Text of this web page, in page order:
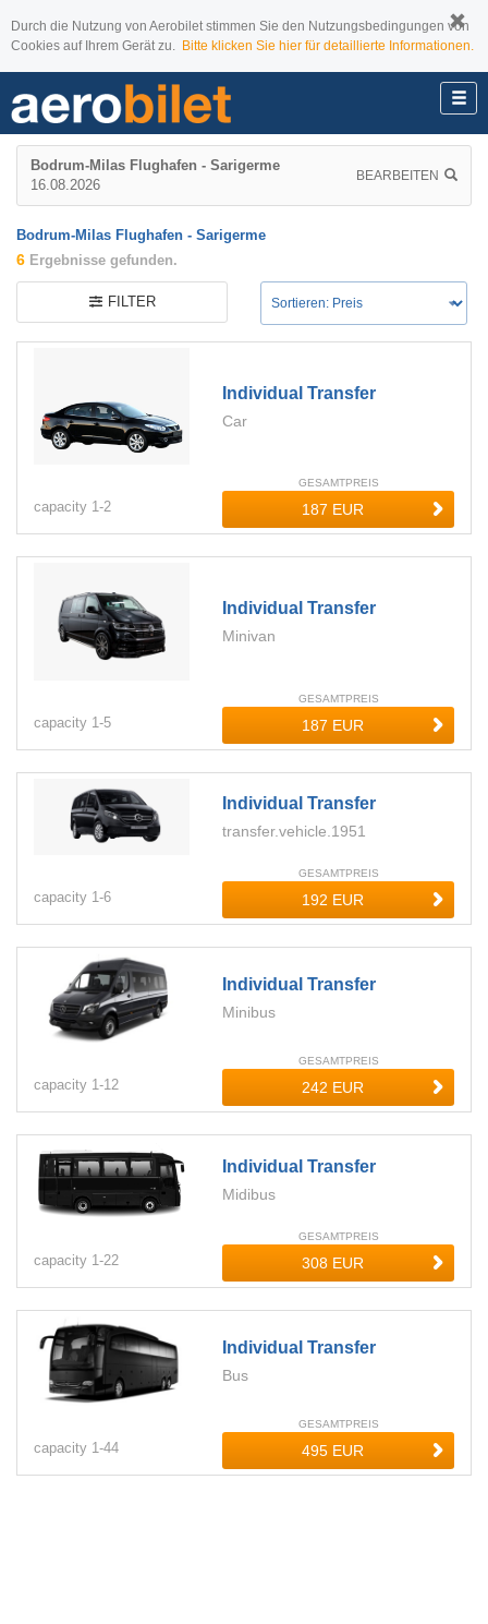
Durch die Nutzung von Aerobilet stimmen Sie den Nutzungsbedingungen von
Cookies auf Ihrem Gerät zu. Bitte klicken Sie hier für detaillierte Informationen.
Bodrum-Milas Flughafen - Sarigerme
16.08.2026
BEARBEITEN
Bodrum-Milas Flughafen - Sarigerme
6 Ergebnisse gefunden.
FILTER
Individual Transfer
Car
capacity 1-2
GESAMTPREIS
Individual Transfer
Minivan
capacity 1-5
GESAMTPREIS
Individual Transfer
transfer.vehicle.1951
capacity 1-6
GESAMTPREIS
Individual Transfer
Minibus
capacity 1-12
GESAMTPREIS
Individual Transfer
Midibus
capacity 1-22
GESAMTPREIS
Individual Transfer
Bus
capacity 1-44
GESAMTPREIS